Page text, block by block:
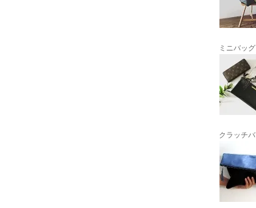
ミニバッグ
クラッチ